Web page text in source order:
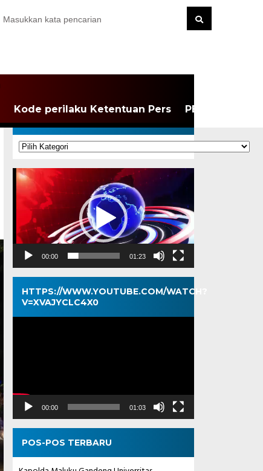
Kode perilaku Ketentuan Pers PEDOMAN
KATEGORI
Kategori
Pemutar
Video
00:00 01:23
HTTPS://WWW.YOUTUBE.COM/WATCH?
V=XVAJYCLC4X0
Pemutar
00:00 01:03
POS-POS TERBARU